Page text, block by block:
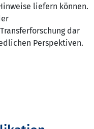
liefern können.
dar
Perspektiven.